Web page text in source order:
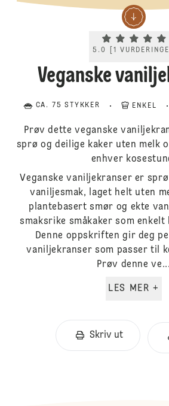
Current
5.0 1
Veganske
CA. 75 STYKKER ENKEL
Prøv dette veganske
sprø og deilige kaker uten melk
enhver
Veganske vaniljekranser er
vaniljesmak, laget helt uten
plantebasert smør og ekte
smaksrike småkaker som enkelt
Denne oppskriften gir deg
vaniljekranser som passer til
Prøv denne ve...
LES MER +
Skriv ut